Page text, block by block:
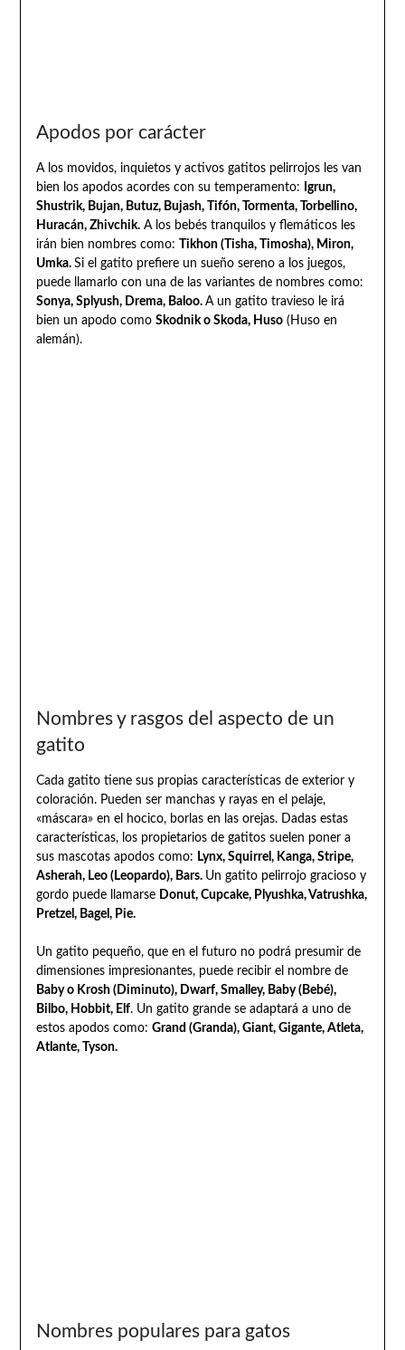
Apodos por carácter
A los movidos, inquietos y activos gatitos pelirrojos les van
bien los apodos acordes con su temperamento:
Igrun,
Shustrik, Bujan, Butuz, Bujash, Tifón, Tormenta, Torbellino,
Huracán, Zhivchik.A los bebés tranquilos y flemáticos les
irán bien nombres como: Tikhon (Tisha, Timosha), Miron,
Umka. Si el gatito prefiere un sueño sereno a los juegos,
puede llamarlo con una de las variantes de nombres como:
Sonya, Splyush, Drema, Baloo. A un gatito travieso le irá
bien un apodo como Skodnik o Skoda, Huso(Huso en
alemán).
Nombres y rasgos del aspecto de un
gatito
Cada gatito tiene sus propias características de exterior y
coloración. Pueden ser manchas y rayas en el pelaje,
«máscara» en el hocico, borlas en las orejas. Dadas estas
características, los propietarios de gatitos suelen poner a
sus mascotas apodos como: Lynx, Squirrel, Kanga, Stripe,
Asherah, Leo (Leopardo), Bars. Un gatito pelirrojo gracioso y
gordo puede llamarse Donut, Cupcake, Plyushka, Vatrushka,
Pretzel, Bagel, Pie.
Un gatito pequeño, que en el futuro no podrá presumir de
dimensiones impresionantes, puede recibir el nombre de
Baby o Krosh (Diminuto), Dwarf, Smalley, Baby (Bebé),
Bilbo, Hobbit, Elf. Un gatito grande se adaptará a uno de
estos apodos como: Grand (Granda), Giant, Gigante, Atleta,
Atlante, Tyson.
Nombres populares para gatos